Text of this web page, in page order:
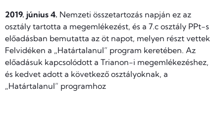
2019. június 4. Nemzeti összetartozás napján ez az
osztály tartotta a megemlékezést, és a 7.c osztály PPt-s
előadásban bemutatta az öt napot, melyen részt vettek
Felvidéken a „Határtalanul” program keretében. Az
előadásuk kapcsolódott a Trianon-i megemlékezéshez,
és kedvet adott a következő osztályoknak, a
„Határtalanul” programhoz